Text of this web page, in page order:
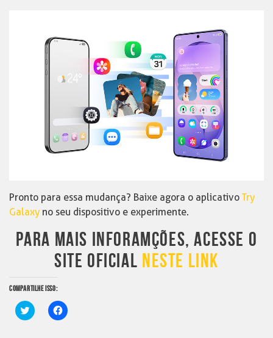
Pronto para essa mudança? Baixe agora o aplicativo Try
Galaxy no seu dispositivo e experimente.
PARA MAIS INFORAMÇÕES, ACESSE O
SITE OFICIAL NESTE LINK
COMPARTILHE ISSO:
Clique
para
Clique
para